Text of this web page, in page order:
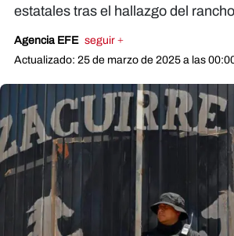
estatales tras el hallazgo del
Agencia EFE seguir +
Actualizado: 25 de marzo de 2025 a las